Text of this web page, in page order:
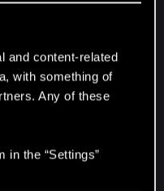
and content-related
with something of
Any of these
in the “Settings”